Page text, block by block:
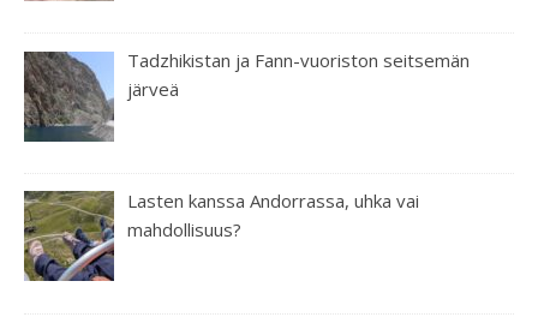
Tadzhikistan ja Fann-vuoriston seitsemän
järveä
Lasten kanssa Andorrassa, uhka vai
mahdollisuus?